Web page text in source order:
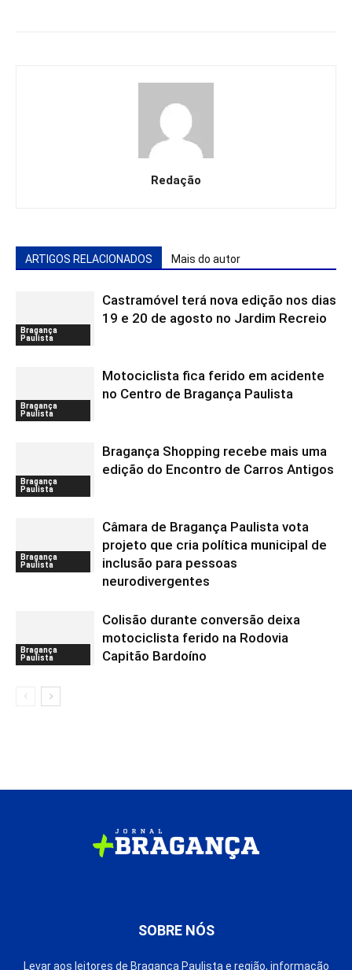
Redação
ARTIGOS RELACIONADOS Mais do autor
Bragança
Paulista
Castramóvel terá nova edição nos dias
19 e 20 de agosto no Jardim Recreio
Bragança
Paulista
Motociclista fica ferido em acidente
no Centro de Bragança Paulista
Bragança
Paulista
Bragança Shopping recebe mais uma
edição do Encontro de Carros Antigos
Bragança
Paulista
Câmara de Bragança Paulista vota
projeto que cria política municipal de
inclusão para pessoas
neurodivergentes
Bragança
Paulista
Colisão durante conversão deixa
motociclista ferido na Rodovia
Capitão Bardoíno
SOBRE NÓS
Levar aos leitores de Bragança Paulista e região, informação